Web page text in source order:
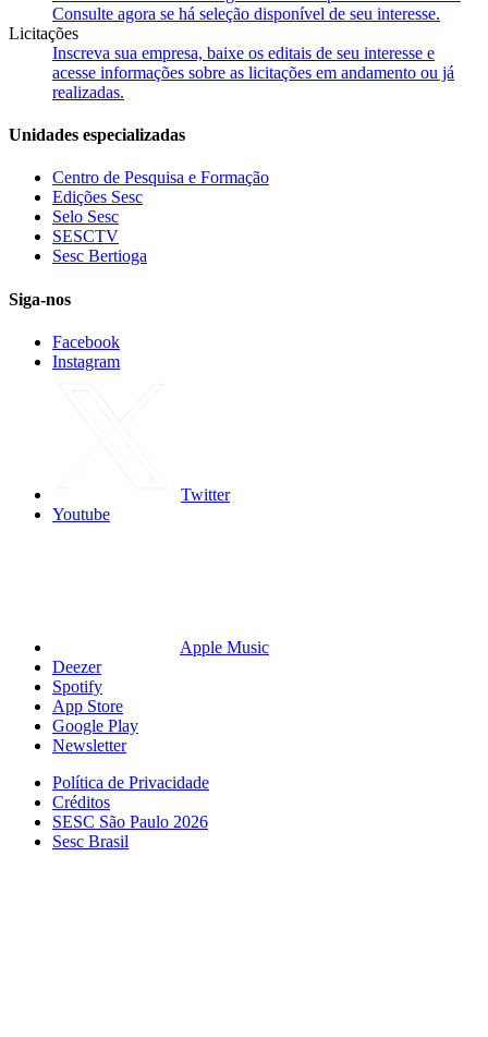
Consulte agora se há seleção disponível de seu interesse.
Licitações
Inscreva sua empresa, baixe os editais de seu interesse e
acesse informações sobre as licitações em andamento ou já
realizadas.
Unidades especializadas
Centro de Pesquisa e Formação
Edições Sesc
Selo Sesc
SESCTV
Sesc Bertioga
Siga-nos
Facebook
Instagram
Twitter
Youtube
Apple Music
Deezer
Spotify
App Store
Google Play
Newsletter
Política de Privacidade
Créditos
SESC São Paulo 2026
Sesc Brasil